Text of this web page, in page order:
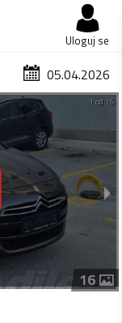
Uloguj se
05.04.2026
1 od 16
16